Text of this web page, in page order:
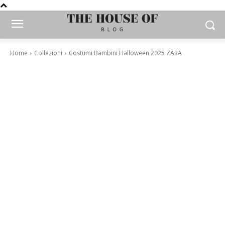
Home Collezioni Costumi Bambini Halloween 2025 ZARA